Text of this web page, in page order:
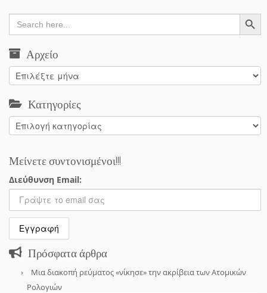
Search
for:
Search Button
Αρχείο
Αρχείο
Κατηγορίες
Κατηγορίες
Μείνετε συντονισμένοι!!!
Διεύθυνση Email:
Πρόσφατα άρθρα
Μια διακοπή ρεύματος «νίκησε» την ακρίβεια των Ατομικών
Ρολογιών